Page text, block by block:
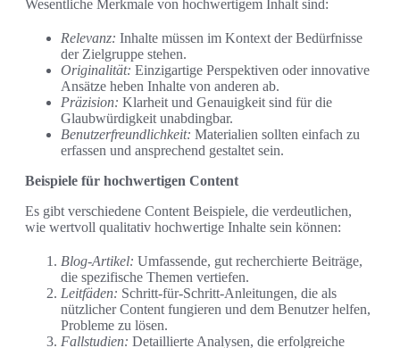
Wesentliche Merkmale von hochwertigem Inhalt sind:
Relevanz: Inhalte müssen im Kontext der Bedürfnisse
der Zielgruppe stehen.
Originalität: Einzigartige Perspektiven oder innovative
Ansätze heben Inhalte von anderen ab.
Präzision: Klarheit und Genauigkeit sind für die
Glaubwürdigkeit unabdingbar.
Benutzerfreundlichkeit: Materialien sollten einfach zu
erfassen und ansprechend gestaltet sein.
Beispiele für hochwertigen Content
Es gibt verschiedene Content Beispiele, die verdeutlichen,
wie wertvoll qualitativ hochwertige Inhalte sein können:
Blog-Artikel: Umfassende, gut recherchierte Beiträge,
die spezifische Themen vertiefen.
Leitfäden: Schritt-für-Schritt-Anleitungen, die als
nützlicher Content fungieren und dem Benutzer helfen,
Probleme zu lösen.
Fallstudien: Detaillierte Analysen, die erfolgreiche